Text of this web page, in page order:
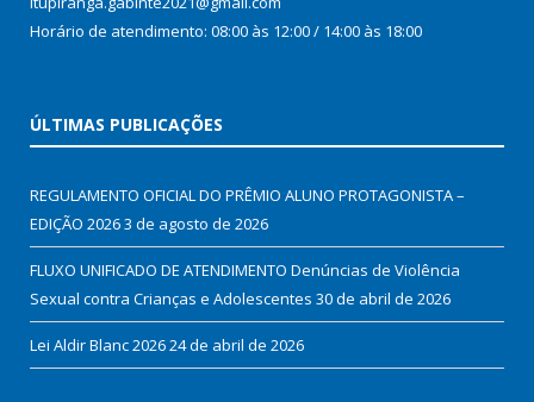
Horário de atendimento: 08:00 às 12:00 / 14:00 às 18:00
ÚLTIMAS PUBLICAÇÕES
REGULAMENTO OFICIAL DO PRÊMIO ALUNO PROTAGONISTA –
EDIÇÃO 20263 de agosto de 2026
FLUXO UNIFICADO DE ATENDIMENTO Denúncias de Violência
Sexual contra Crianças e Adolescentes 30 de abril de 2026
Lei Aldir Blanc 202624 de abril de 2026